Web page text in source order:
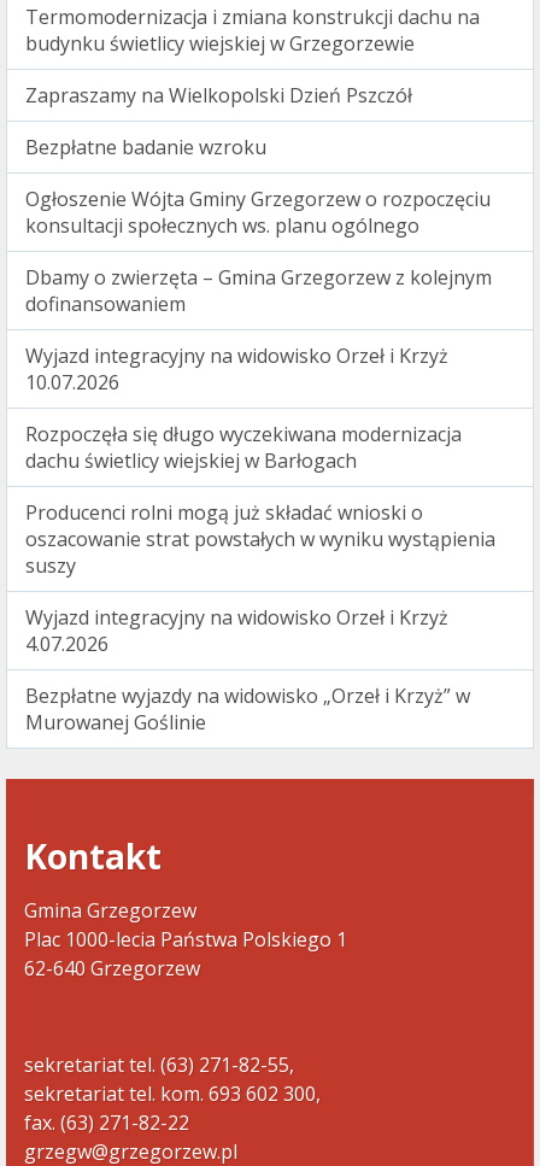
Termomodernizacja i zmiana konstrukcji dachu na
budynku świetlicy wiejskiej w Grzegorzewie
Zapraszamy na Wielkopolski Dzień Pszczół
Bezpłatne badanie wzroku
Ogłoszenie Wójta Gminy Grzegorzew o rozpoczęciu
konsultacji społecznych ws. planu ogólnego
Dbamy o zwierzęta – Gmina Grzegorzew z kolejnym
dofinansowaniem
Wyjazd integracyjny na widowisko Orzeł i Krzyż
10.07.2026
Rozpoczęła się długo wyczekiwana modernizacja
dachu świetlicy wiejskiej w Barłogach
Producenci rolni mogą już składać wnioski o
oszacowanie strat powstałych w wyniku wystąpienia
suszy
Wyjazd integracyjny na widowisko Orzeł i Krzyż
4.07.2026
Bezpłatne wyjazdy na widowisko „Orzeł i Krzyż” w
Murowanej Goślinie
Kontakt
Gmina Grzegorzew
Plac 1000-lecia Państwa Polskiego 1
62-640 Grzegorzew
sekretariat tel. (63) 271-82-55,
sekretariat tel. kom. 693 602 300,
fax. (63) 271-82-22
grzegw@grzegorzew.pl